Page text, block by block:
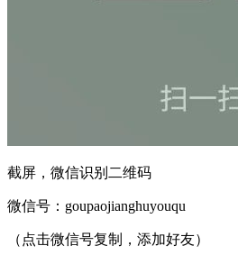
截屏，微信识别二维码
微信号： goupaojianghuyouqu
（点击微信号复制，添加好友）